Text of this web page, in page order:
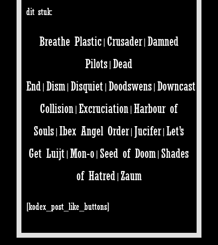
dit stuk:
Breathe Plastic| Crusader| Damned
Pilots Dead
End| Dism| Disquiet Doodswens| Downcast
Collision |Excruciation |Harbour of
Souls |Ibex Angel Order| Jucifer|Let’s
Get Luijt |Mon-o Seed of Doom Shades
of Hatred| Zaum
[kodex_post_like_buttons]